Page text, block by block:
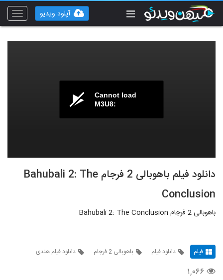
Toggle
آپلود ویدیو
Cannot load
M3U8:
دانلود فیلم باهوبالی 2 فرجام Bahubali 2: The
Conclusion
باهوبالی 2 فرجام Bahubali 2: The Conclusion
فیلم دانلود فیلم باهوبالی 2 فرجام دانلود فیلم هندی
۱,۰۶۶